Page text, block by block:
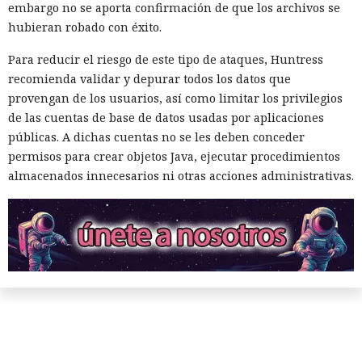
embargo no se aporta confirmación de que los archivos se
hubieran robado con éxito.
Para reducir el riesgo de este tipo de ataques, Huntress
recomienda validar y depurar todos los datos que
provengan de los usuarios, así como limitar los privilegios
de las cuentas de base de datos usadas por aplicaciones
públicas. A dichas cuentas no se les deben conceder
permisos para crear objetos Java, ejecutar procedimientos
almacenados innecesarios ni otras acciones administrativas.